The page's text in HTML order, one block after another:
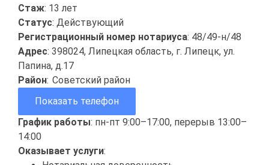
Стаж: 13 лет
Статус: Действующий
Регистрационный номер нотариуса: 48/49-н/48
Адрес: 398024, Липецкая область, г. Липецк, ул.
Папина, д.17
Район: Советский район
Показать телефон
График работы: пн-пт 9:00–17:00, перерыв 13:00–
14:00
Оказывает услуги: